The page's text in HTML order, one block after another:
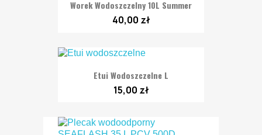
Worek Wodoszczelny 10L Summer
40,00 zł
Etui Wodoszczelne L
15,00 zł